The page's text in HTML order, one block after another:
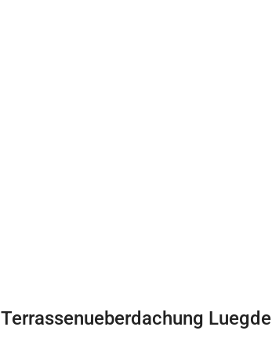
Terrassenueberdachung Luegde